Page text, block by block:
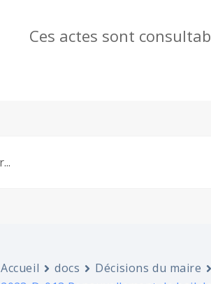
Ces actes sont
Accueil docs Décisions du maire